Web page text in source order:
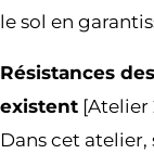
le sol en
Résistances
existent [Atelier
Dans cet atelier,